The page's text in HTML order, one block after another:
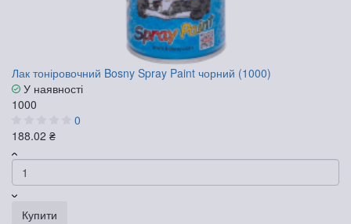
Лак тоніровочний Bosny Spray Paint чорний (1000)
У наявності
1000
0
188.02 ₴
Купити